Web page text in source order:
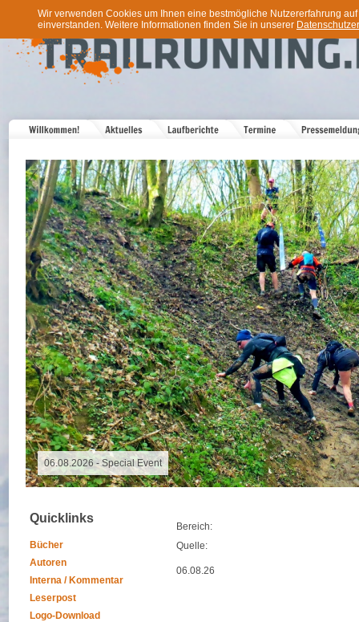
Wir verwenden Cookies um Ihnen eine bestmögliche Nutzererfahrung
einverstanden. Weitere Informationen finden Sie in unserer
06.08.2026 - Special Event
Quicklinks
Bücher
Autoren
Interna / Kommentar
Leserpost
Logo-Download
Bereich:
Quelle:
06.08.26